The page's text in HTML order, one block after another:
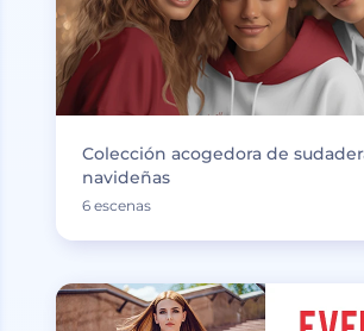
Colección acogedora de
navideñas
6 escenas